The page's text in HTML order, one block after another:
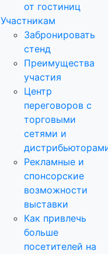
от гостиниц
Участникам
Забронировать
стенд
Преимущества
участия
Центр
переговоров с
торговыми
сетями и
Рекламные и
спонсорские
возможности
выставки
Как привлечь
больше
посетителей на